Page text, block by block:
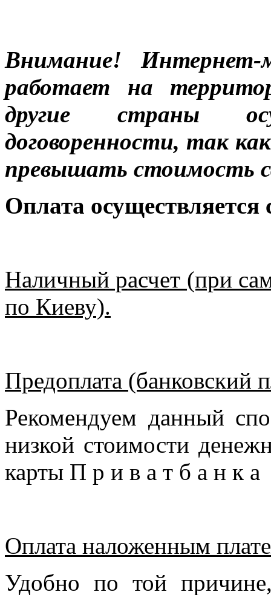
Внимание! Интернет-
работает на
другие страны
договоренности, так
превышать стоимость
Оплата
Наличный расчет (при
по Киеву).
Предоплата (банковский
Рекомендуем данный
низкой стоимости
карты П р и в а т б а н к
Оплата наложенным
Удобно по той